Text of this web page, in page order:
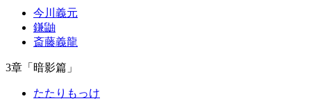
今川義元
鎌鼬
斎藤義龍
3章「暗影篇」
たたりもっけ